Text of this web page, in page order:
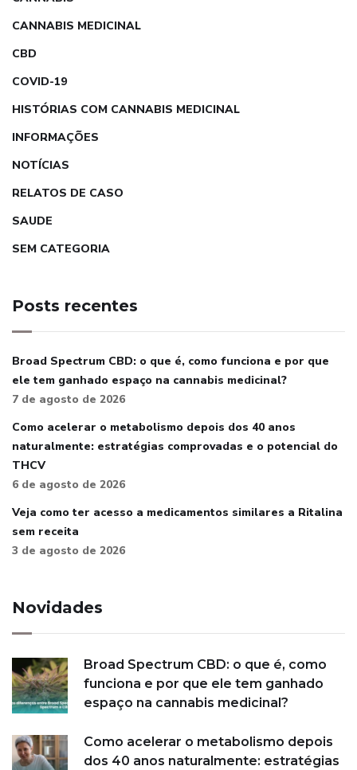
CANNABIS MEDICINAL
CBD
COVID-19
HISTÓRIAS COM CANNABIS MEDICINAL
INFORMAÇÕES
NOTÍCIAS
RELATOS DE CASO
SAUDE
SEM CATEGORIA
Posts recentes
Broad Spectrum CBD: o que é, como funciona e por que
ele tem ganhado espaço na cannabis medicinal?
7 de agosto de 2026
Como acelerar o metabolismo depois dos 40 anos
naturalmente: estratégias comprovadas e o potencial do
THCV
6 de agosto de 2026
Veja como ter acesso a medicamentos similares a Ritalina
sem receita
3 de agosto de 2026
Novidades
Broad Spectrum CBD: o que é, como
funciona e por que ele tem ganhado
espaço na cannabis medicinal?
Como acelerar o metabolismo depois
dos 40 anos naturalmente: estratégias